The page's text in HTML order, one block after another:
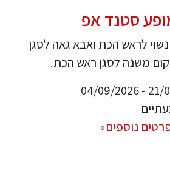
סטנד אפ
לראש הכת ואבא גאה לסגן
משנה לסגן ראש הכת.
נוספים»